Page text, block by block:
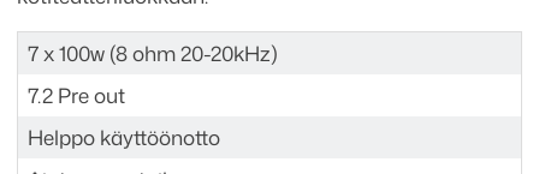
7 x 100w (8 ohm 20-20kHz)
7.2 Pre out
Helppo käyttöönotto